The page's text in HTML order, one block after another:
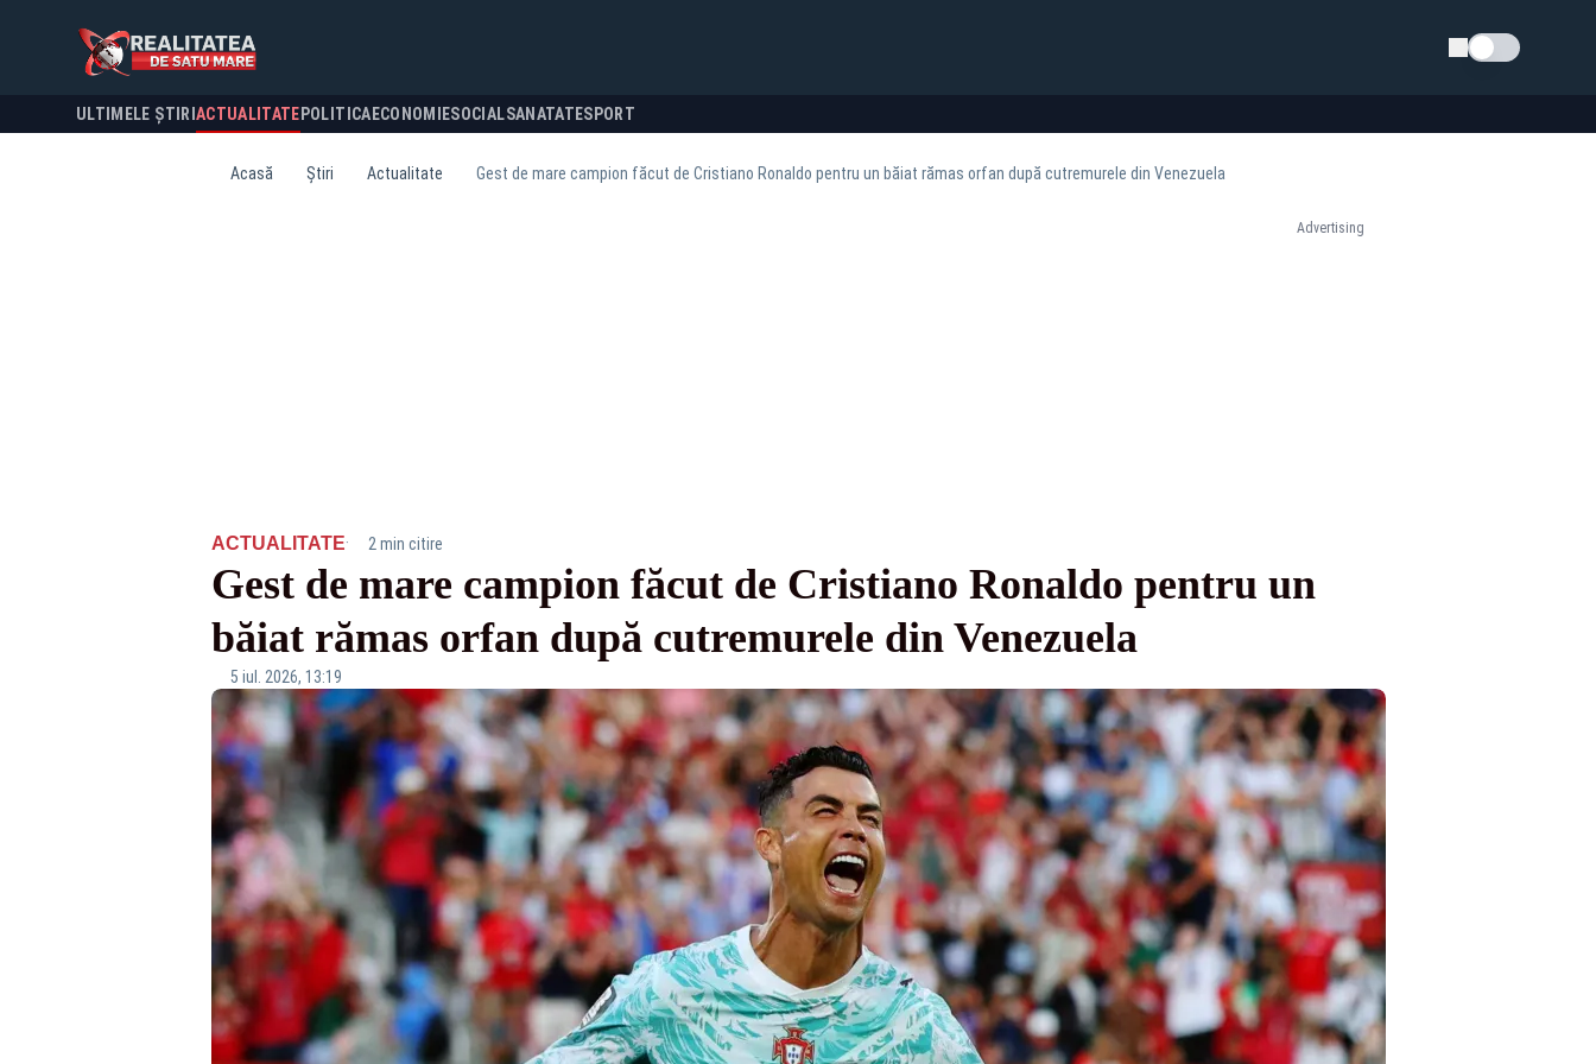
Schimba tema
ULTIMELE ȘTIRI ACTUALITATE POLITICA ECONOMIESOCIALSANATATESPORT
Acasă Știri Actualitate Gest de mare campion făcut de Cristiano Ronaldo pentru un băiat rămas orfan după cutremurele din Venezuela
Advertising
ACTUALITATE· 2 min citire
Gest de mare campion făcut de Cristiano Ronaldo pentru un
băiat rămas orfan după cutremurele din Venezuela
5 iul. 2026, 13:19